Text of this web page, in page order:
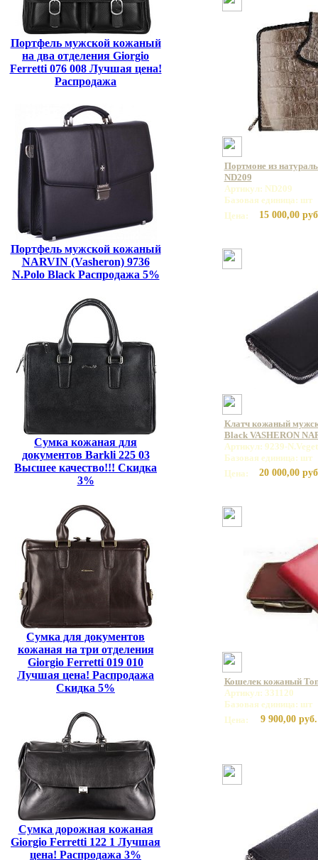
Портфель мужской кожаный
на два отделения Giorgio
Ferretti 076 008 Лучшая цена!
Распродажа
Портфель мужской кожаный
NARVIN (Vasheron) 9736
N.Polo Black Распродажа 5%
Сумка кожаная для
документов Barkli 225 03
Высшее качество!!! Скидка
3%
Сумка для документов
кожаная на три отделения
Giorgio Ferretti 019 010
Лучшая цена! Распродажа
Скидка 5%
Сумка дорожная кожаная
Giorgio Ferretti 122 1 Лучшая
цена! Распродажа 3%
Портмоне из
ND209
Артикул: ND209
Базовая единица: шт
Цена:
15 000,00
Клатч кожаный
Black VASHERON
Артикул: 9239-
Базовая единица: шт
Цена:
20 000,00
Кошелек кожаный
Артикул: 331120
Базовая единица: шт
Цена:
9 900,00 руб.